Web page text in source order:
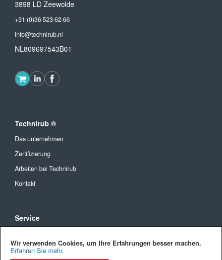
Wir verwenden Cookies, um Ihre Erfahrungen besser machen.
Erfahren Sie mehr.
3898 LD Zeewolde
+31 (0)36 523 62 66
info@technirub.nl
NL809697543B01
Technirub ®
Das unternehmen
Zertifizierung
Arbeiten bei Technirub
Kontakt
Service
Versandkosten und Lieferung